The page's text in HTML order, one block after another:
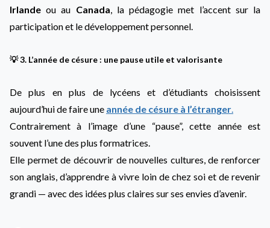
Irlande ou au Canada, la pédagogie met l’accent sur la
participation et le développement personnel.
💡 3. L’année de césure : une pause utile et valorisante
De plus en plus de lycéens et d’étudiants choisissent
aujourd’hui de faire une année de césure à l’étranger.
Contrairement à l’image d’une “pause”, cette année est
souvent l’une des plus formatrices.
Elle permet de découvrir de nouvelles cultures, de renforcer
son anglais, d’apprendre à vivre loin de chez soi et de revenir
grandi — avec des idées plus claires sur ses envies d’avenir.